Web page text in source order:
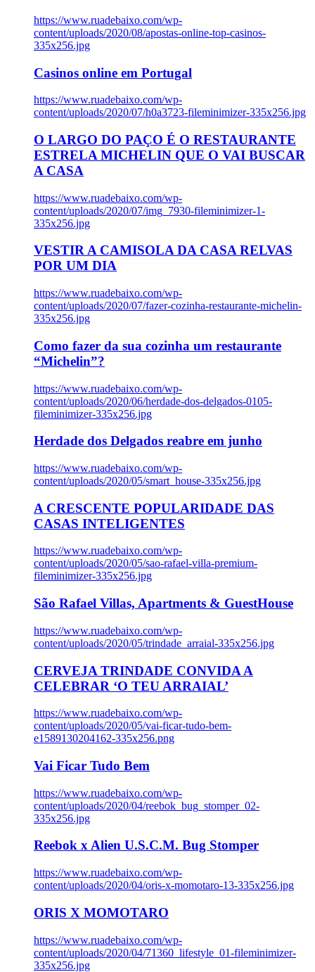
https://www.ruadebaixo.com/wp-
content/uploads/2020/08/apostas-online-top-casinos-
335x256.jpg
Casinos online em Portugal
https://www.ruadebaixo.com/wp-
content/uploads/2020/07/h0a3723-fileminimizer-335x256.jpg
O LARGO DO PAÇO É O RESTAURANTE
ESTRELA MICHELIN QUE O VAI BUSCAR
A CASA
https://www.ruadebaixo.com/wp-
content/uploads/2020/07/img_7930-fileminimizer-1-
335x256.jpg
VESTIR A CAMISOLA DA CASA RELVAS
POR UM DIA
https://www.ruadebaixo.com/wp-
content/uploads/2020/07/fazer-cozinha-restaurante-michelin-
335x256.jpg
Como fazer da sua cozinha um restaurante
“Michelin”?
https://www.ruadebaixo.com/wp-
content/uploads/2020/06/herdade-dos-delgados-0105-
fileminimizer-335x256.jpg
Herdade dos Delgados reabre em junho
https://www.ruadebaixo.com/wp-
content/uploads/2020/05/smart_house-335x256.jpg
A CRESCENTE POPULARIDADE DAS
CASAS INTELIGENTES
https://www.ruadebaixo.com/wp-
content/uploads/2020/05/sao-rafael-villa-premium-
fileminimizer-335x256.jpg
São Rafael Villas, Apartments & GuestHouse
https://www.ruadebaixo.com/wp-
content/uploads/2020/05/trindade_arraial-335x256.jpg
CERVEJA TRINDADE CONVIDA A
CELEBRAR ‘O TEU ARRAIAL’
https://www.ruadebaixo.com/wp-
content/uploads/2020/05/vai-ficar-tudo-bem-
e1589130204162-335x256.png
Vai Ficar Tudo Bem
https://www.ruadebaixo.com/wp-
content/uploads/2020/04/reebok_bug_stomper_02-
335x256.jpg
Reebok x Alien U.S.C.M. Bug Stomper
https://www.ruadebaixo.com/wp-
content/uploads/2020/04/oris-x-momotaro-13-335x256.jpg
ORIS X MOMOTARO
https://www.ruadebaixo.com/wp-
content/uploads/2020/04/71360_lifestyle_01-fileminimizer-
335x256.jpg